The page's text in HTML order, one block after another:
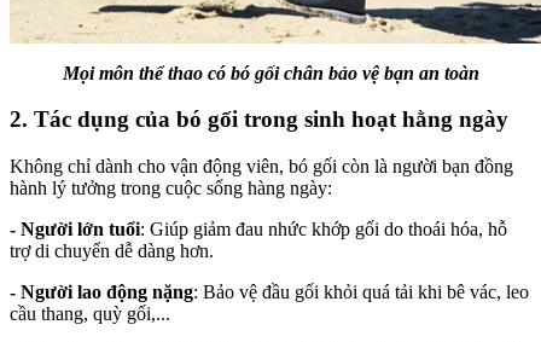
Mọi môn thể thao có bó gối chân bảo vệ bạn an toàn
2. Tác dụng của bó gối trong sinh hoạt hằng ngày
Không chỉ dành cho vận động viên, bó gối còn là người bạn đồng
hành lý tưởng trong cuộc sống hàng ngày:
- Người lớn tuổi: Giúp giảm đau nhức khớp gối do thoái hóa, hỗ
trợ di chuyển dễ dàng hơn.
- Người lao động nặng: Bảo vệ đầu gối khỏi quá tải khi bê vác, leo
cầu thang, quỳ gối,...